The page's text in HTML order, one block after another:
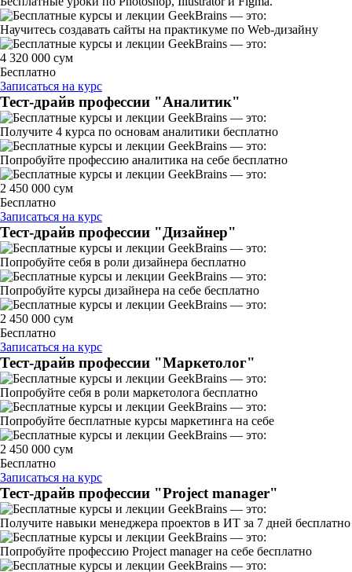
Научитесь создавать сайты на практикуме по Web-дизайну
4 320 000 сум
Бесплатно
Записаться на курс
Тест-драйв профессии "Аналитик"
Получите 4 курса по основам аналитики бесплатно
Попробуйте профессию аналитика на себе бесплатно
2 450 000 сум
Бесплатно
Записаться на курс
Тест-драйв профессии "Дизайнер"
Попробуйте себя в роли дизайнера бесплатно
Попробуйте курсы дизайнера на себе бесплатно
2 450 000 сум
Бесплатно
Записаться на курс
Тест-драйв профессии "Маркетолог"
Попробуйте себя в роли маркетолога бесплатно
Попробуйте бесплатные курсы маркетинга на себе
2 450 000 сум
Бесплатно
Записаться на курс
Тест-драйв профессии "Project manager"
Получите навыки менеджера проектов в ИТ за 7 дней бесплатно
Попробуйте профессию Project manager на себе бесплатно